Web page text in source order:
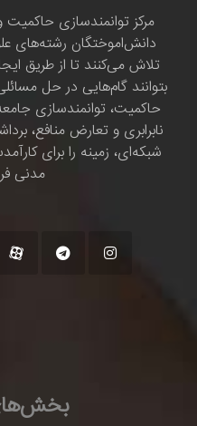
مرکز توانمندسازی
دانش‌اموختگان رشته‌های
تلاش می‌کنند تا از طریق
بتوانند گام‌هایی در حل
حاکمیت، توانمندسازی
نابرابری و تعارض منافع،
شبکه‌ای، زمینه را برای
مدنی